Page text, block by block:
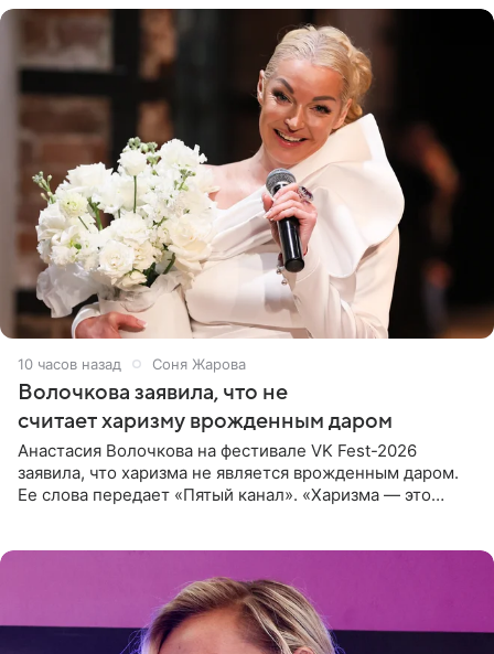
10 часов назад Соня Жарова
Волочкова заявила, что не
считает харизму врожденным даром
Анастасия Волочкова на фестивале VK Fest-2026
заявила, что харизма не является врожденным даром.
Ее слова передает «Пятый канал». «Харизма — это